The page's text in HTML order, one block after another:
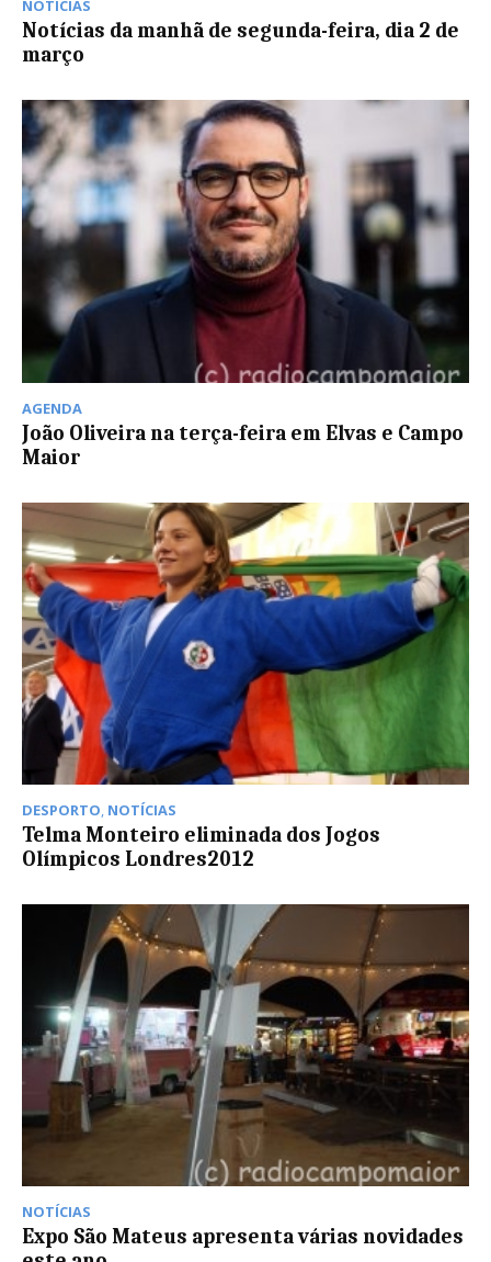
NOTÍCIAS
Notícias da manhã de segunda-feira, dia 2 de
março
AGENDA
João Oliveira na terça-feira em Elvas e Campo
Maior
DESPORTO NOTÍCIAS
Telma Monteiro eliminada dos Jogos
Olímpicos Londres2012
NOTÍCIAS
Expo São Mateus apresenta várias novidades